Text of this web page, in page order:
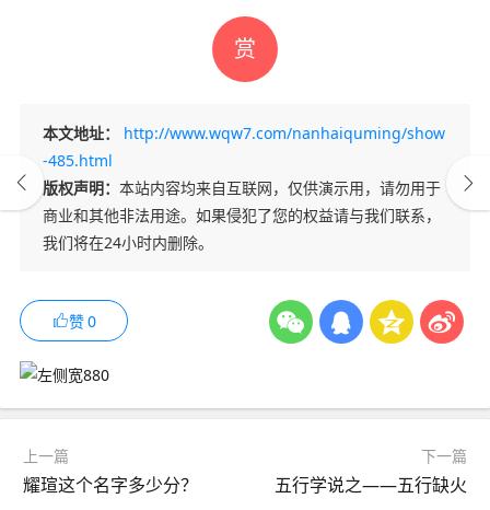
赏
本文地址：
http://www.wqw7.com/nanhaiquming/show
-485.html
版权声明： 本站内容均来自互联网，仅供演示用，请勿用于
商业和其他非法用途。如果侵犯了您的权益请与我们联系，
我们将在24小时内删除。
赞0
上一篇
耀瑄这个名字多少分？
下一篇
五行学说之——五行缺火